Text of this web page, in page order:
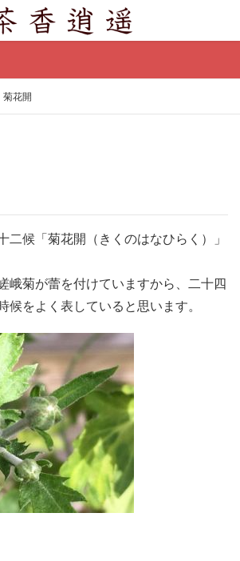
菊花開
二候「菊花開（きくのはなひらく）」
峨菊が蕾を付けていますから、二十四
候をよく表していると思います。